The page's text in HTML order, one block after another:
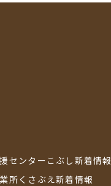
センターこぶし新着情報
所くさぶえ新着情報